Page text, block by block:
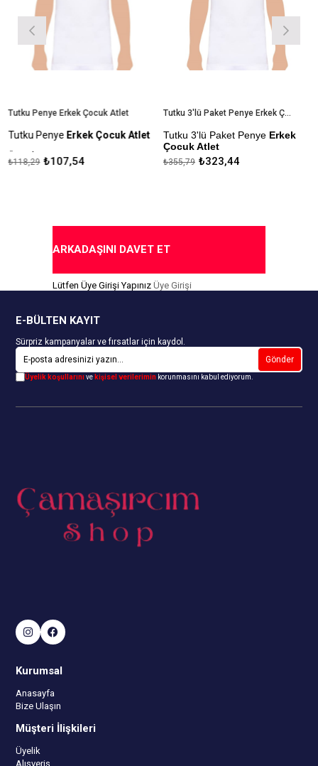
Tutku Penye Erkek Çocuk Atlet
Tutku PenyeErkek Çocuk Atlet
Ürün İçeriği: %100 Pamuk
₺107,54
₺118,29
Tutku 3'lü Paket Penye Erkek Çocuk Atlet
Tutku 3'lü Paket PenyeErkek
Çocuk Atlet
Ürün İçeriği: %100 Pamuk
₺323,44
₺355,79
ARKADAŞINI DAVET ET
Lütfen Üye Girişi Yapınız Üye Girişi
E-BÜLTEN KAYIT
Sürpriz kampanyalar ve fırsatlar için kaydol.
Gönder
Üyelik koşullarınıve kişisel verilerimin korunmasını kabul ediyorum.
Kurumsal
Anasayfa
Bize Ulaşın
Müşteri İlişkileri
Üyelik
Alışveriş